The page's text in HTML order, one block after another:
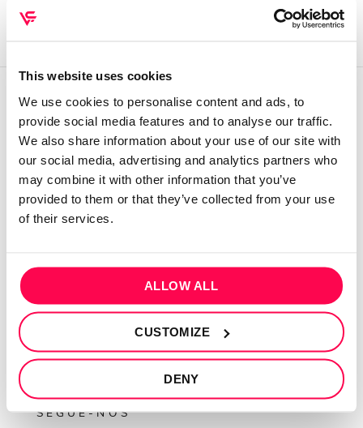
This website uses cookies
We use cookies to personalise content and ads, to
provide social media features and to analyse our traffic.
We also share information about your use of our site with
our social media, advertising and analytics partners who
may combine it with other information that you’ve
provided to them or that they’ve collected from your use
of their services.
ALLOW ALL
CUSTOMIZE
DENY
QUEM SOMOS
Sobre mim
Conta cliente
Recuperar Password
Política de privacidade
SEGUE-NOS